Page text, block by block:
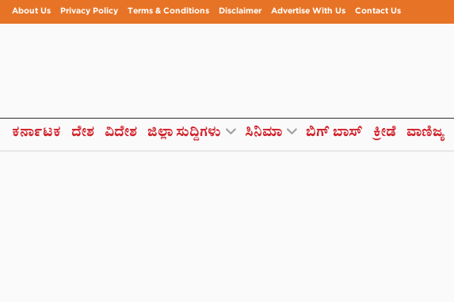
About Us Privacy Policy Terms & Conditions Disclaimer Advertise With Us Contact Us
ಕರ್ನಾಟಕ ದೇಶ ವಿದೇಶ ಜಿಲ್ಲಾ ಸುದ್ದಿಗಳು ಸಿನಿಮಾ ಬಿಗ್ ಬಾಸ್ ಕ್ರೀಡೆ ವಾಣಿಜ್ಯ